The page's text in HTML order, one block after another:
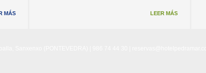
MÁS LEER MÁS